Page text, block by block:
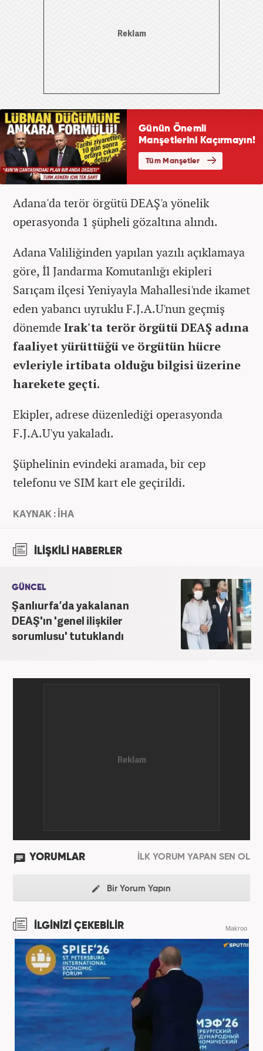
Adana'da terör örgütü DEAŞ'a yönelik
operasyonda 1 şüpheli gözaltına alındı.
Adana Valiliğinden yapılan yazılı açıklamaya
göre, İl Jandarma Komutanlığı ekipleri
Sarıçam ilçesi Yeniyayla Mahallesi'nde ikamet
eden yabancı uyruklu F.J.A.U'nun geçmiş
dönemde Irak'ta terör örgütü DEAŞ adına
faaliyet yürüttüğü ve örgütün hücre
evleriyle irtibata olduğu bilgisi üzerine
harekete geçti.
Ekipler, adrese düzenlediği operasyonda
F.J.A.U'yu yakaladı.
Şüphelinin evindeki aramada, bir cep
telefonu ve SIM kart ele geçirildi.
KAYNAK : İHA
İLİŞKİLİ HABERLER
GÜNCEL
Şanlıurfa’da yakalanan
DEAŞ'ın 'genel ilişkiler
sorumlusu' tutuklandı
YORUMLAR İLK YORUM YAPAN SEN OL
Bir Yorum Yapın
İLGİNİZİ ÇEKEBİLİR Makroo